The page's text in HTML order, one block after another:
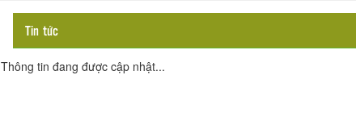
Tin tức
Thông tin đang được cập nhật...